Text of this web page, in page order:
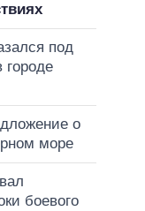
под
городе
о
море
боевого